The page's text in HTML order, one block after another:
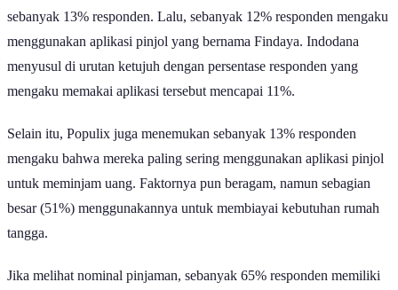
sebanyak 13% responden. Lalu, sebanyak 12% responden mengaku
menggunakan aplikasi pinjol yang bernama Findaya. Indodana
menyusul di urutan ketujuh dengan persentase responden yang
mengaku memakai aplikasi tersebut mencapai 11%.
Selain itu, Populix juga menemukan sebanyak 13% responden
mengaku bahwa mereka paling sering menggunakan aplikasi pinjol
untuk meminjam uang. Faktornya pun beragam, namun sebagian
besar (51%) menggunakannya untuk membiayai kebutuhan rumah
tangga.
Jika melihat nominal pinjaman, sebanyak 65% responden memiliki